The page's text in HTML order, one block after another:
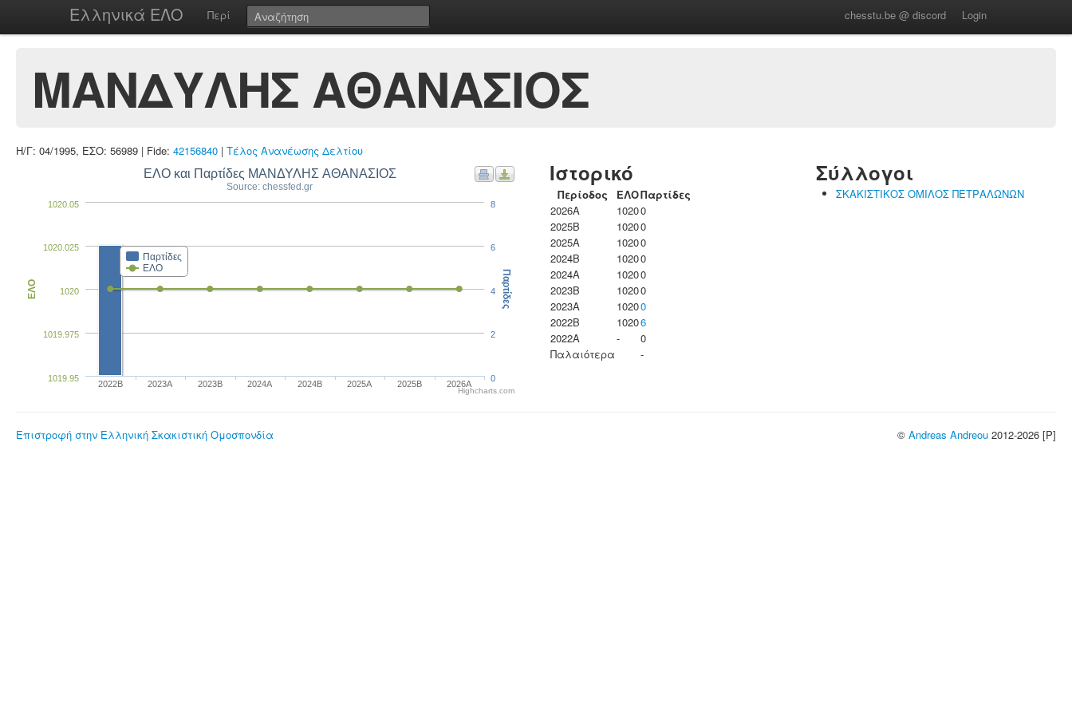
Ελληνικά ΕΛΟ Περί chesstu.be @ discord Login
ΜΑΝΔΥΛΗΣ ΑΘΑΝΑΣΙΟΣ
Η/Γ: 04/1995, ΕΣΟ: 56989 | Fide: 42156840 | Τέλος Ανανέωσης Δελτίου
ΕΛΟ και Παρτίδες ΜΑΝΔΥΛΗΣ ΑΘΑΝΑΣΙΟΣ
Source: chessfed.gr
Παρτίδες
ΕΛΟ
2022B 2023Α 2023B 2024A 2024B 2025A 2025B 2026A
1019.95
1019.975
1020
1020.025
1020.05
ΕΛΟ
0
2
4
6
8
Παρτίδες
Highcharts.com
Ιστορικό
Περίοδος ΕΛΟΠαρτίδες
2026A
10200
2025B
10200
2025A
10200
2024B
10200
2024A
10200
2023B
10200
2023Α
10200
2022B
10206
2022A
-
0
Παλαιότερα
-
Σύλλογοι
ΣΚΑΚΙΣΤΙΚΟΣ ΟΜΙΛΟΣ ΠΕΤΡΑΛΩΝΩΝ
Επιστροφή στην Ελληνική Σκακιστική Ομοσπονδία © Andreas Andreou 2012-2026 [P]